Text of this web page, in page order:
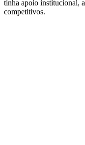
tinha apoio institucional,
competitivos.